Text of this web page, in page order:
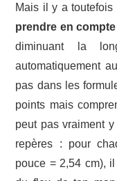
Mais il y a
prendre en
diminuant la
automatiquement
pas dans les
points mais
peut pas vraiment
repères : pour
pouce = 2,54 cm),